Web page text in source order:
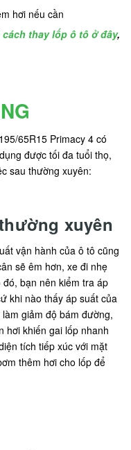
hơi nếu cần
thay lốp ô tô ở đây,
65R15 Primacy 4 có
được tối đa tuổi thọ,
sau thường xuyên:
xuyên
vận hành của ô tô cũng
sẽ êm hơn, xe đi nhẹ
bạn nên kiểm tra áp
khi nào thấy áp suất của
giảm độ bám đường,
hơi khiến gai lốp nhanh
tích tiếp xúc với mặt
thêm hơi cho lốp để